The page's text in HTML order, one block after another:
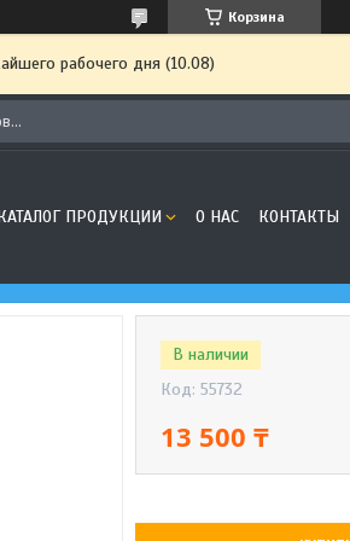
Корзина
рабочего дня (10.08)
ПРОДУКЦИИ О НАС КОНТАКТЫ
В наличии
Код: 55732
13 500 ₸